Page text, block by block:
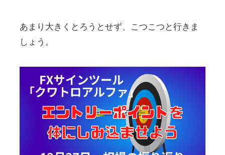
あまり大きくとろうとせず、こつこつと行きま
しょう。